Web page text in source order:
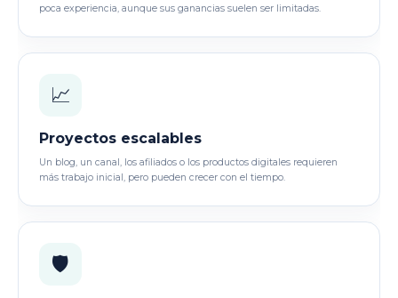
poca experiencia, aunque sus ganancias suelen ser limitadas.
📈
Proyectos escalables
Un blog, un canal, los afiliados o los productos digitales requieren
más trabajo inicial, pero pueden crecer con el tiempo.
🛡️